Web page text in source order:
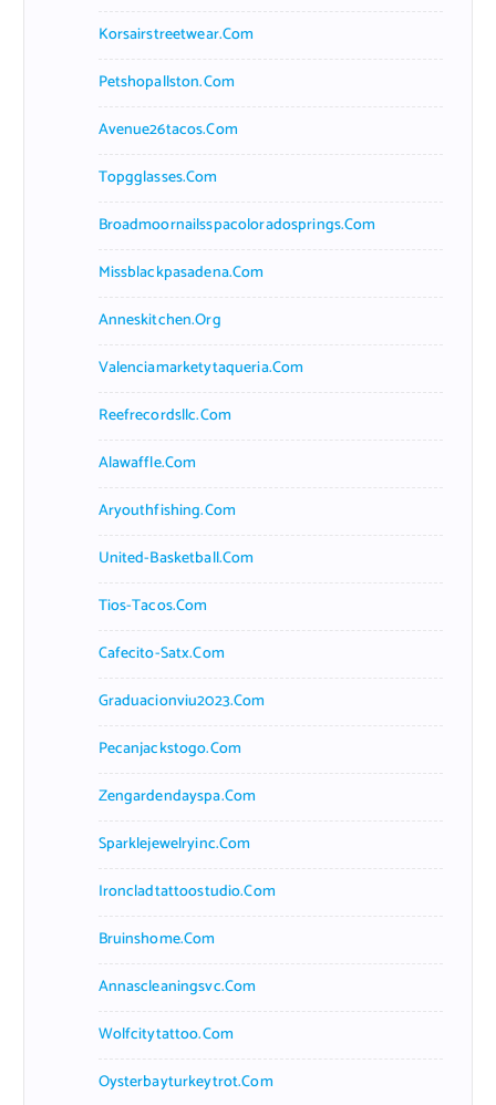
Korsairstreetwear.com
Petshopallston.com
Avenue26tacos.com
Topgglasses.com
Broadmoornailsspacoloradosprings.com
Missblackpasadena.com
Anneskitchen.org
Valenciamarketytaqueria.com
Reefrecordsllc.com
Alawaffle.com
Aryouthfishing.com
United-Basketball.com
Tios-Tacos.com
Cafecito-Satx.com
Graduacionviu2023.com
Pecanjackstogo.com
Zengardendayspa.com
Sparklejewelryinc.com
Ironcladtattoostudio.com
Bruinshome.com
Annascleaningsvc.com
Wolfcitytattoo.com
Oysterbayturkeytrot.com